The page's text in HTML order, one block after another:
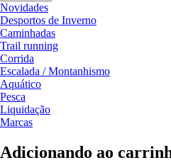
Novidades
Desportos de Inverno
Caminhadas
Trail running
Corrida
Escalada / Montanhismo
Aquático
Pesca
Liquidação
Marcas
Adicionando ao